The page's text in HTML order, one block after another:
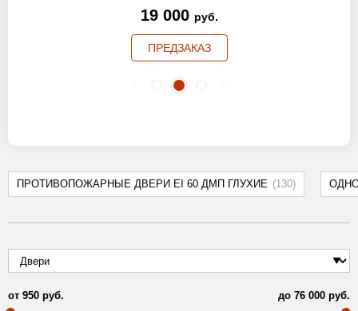
ПРОТИВОПОЖАРНЫЕ ДВЕРИ EI 60 ДМП ГЛУХИЕ (130)
от 950 руб. до 76 000 руб.
19 000 руб.
ПРЕДЗАКАЗ